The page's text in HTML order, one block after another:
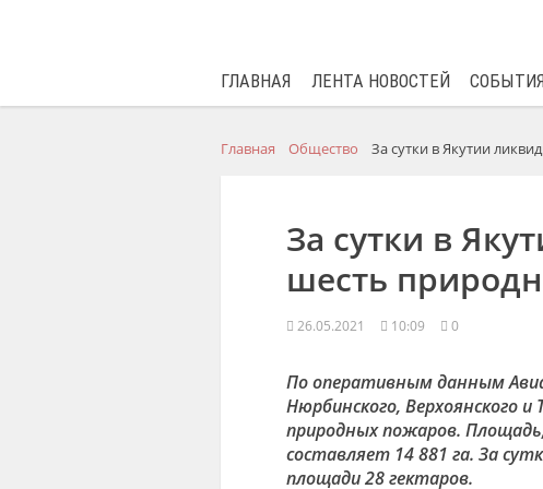
ГЛАВНАЯ ЛЕНТА НОВОСТЕЙ
Главная Общество За сутки в Якутии
За сутки в
шесть
26.05.2021 10:09 0
По оперативным данным
Нюрбинского, Верхоянского
природных пожаров.
составляет 14 881 га. За
площади 28 гектаров.